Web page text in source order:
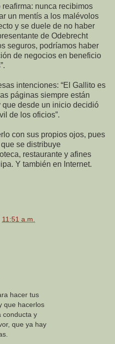
reafirma: nunca recibimos
un mentís a los malévolos
y se duele de no haber
de Odebrecht
seguros, podríamos haber
de negocios en beneficio
intenciones: “El Gallito es
páginas siempre están
desde un inicio decidió
de los oficios”.
con sus propios ojos, pues
se distribuye
restaurante y afines
Y también en Internet.
11:51 a.m.
hacer tus
que hacerlos
conducta y
que ya hay